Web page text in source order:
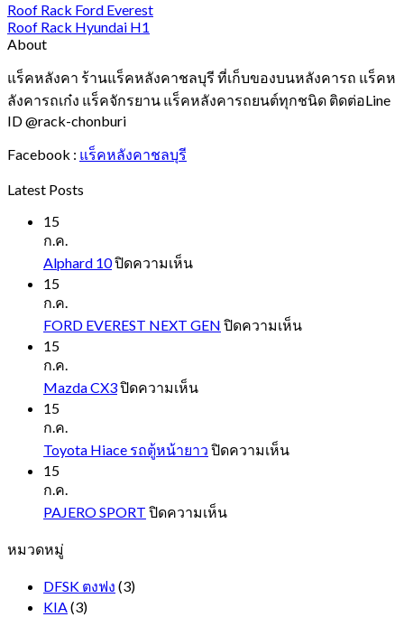
Roof Rack Ford Everest
Roof Rack Hyundai H1
About
แร็คหลังคา ร้านแร็คหลังคาชลบุรี ที่เก็บของบนหลังคารถ แร็คห
ลังคารถเก๋ง แร็คจักรยาน แร็คหลังคารถยนต์ทุกชนิด ติดต่อLine
ID @rack-chonburi
Facebook : แร็คหลังคาชลบุรี
Latest Posts
15
ก.ค.
Alphard 10ปิดความเห็นบน
15
ก.ค.
FORD EVEREST NEXT GEN ปิดความเห็นบน
15
ก.ค.
Mazda CX3ปิดความเห็นบน
15
ก.ค.
Toyota Hiace รถตู้หน้ายาว ปิดความเห็นบน
15
ก.ค.
PAJERO SPORT ปิดความเห็นบน
หมวดหมู่
DFSK ตงฟง (3)
KIA(3)